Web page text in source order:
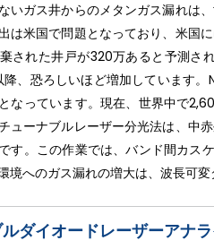
いガス井からのメタンガス漏れは
は米国で問題となっており、米国
された井戸が320万あると予測さ
、恐ろしいほど増加しています
なっています。現在、世界中で
ューナブルレーザー分光法は、中
す。この作業では、バンド間カス
境へのガス漏れの増大は、波長可
ダイオードレーザーアナ